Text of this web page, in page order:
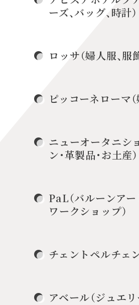
ーズ、バッグ、時計）
ロッサ（婦人服、服
ピッコーネローマ（
ニューオータニシ
ン・革製品・お土産）
PaL（バルーンア
ワークショップ）
チェントペルチェ
アベール（ジュエリ